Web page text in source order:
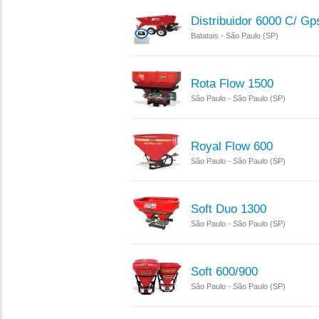
Distribuidor 6000 C/
Batatais - São Paulo (SP)
Rota Flow 1500
São Paulo - São Paulo (SP)
Royal Flow 600
São Paulo - São Paulo (SP)
Soft Duo 1300
São Paulo - São Paulo (SP)
Soft 600/900
São Paulo - São Paulo (SP)